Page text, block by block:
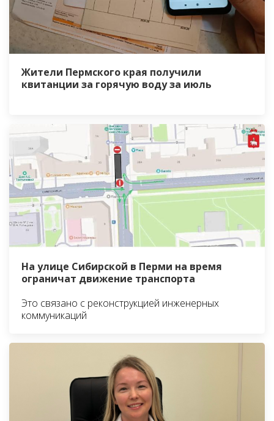
Жители Пермского края получили
квитанции за горячую воду за июль
На улице Сибирской в Перми на время
ограничат движение транспорта
Это связано с реконструкцией инженерных
коммуникаций